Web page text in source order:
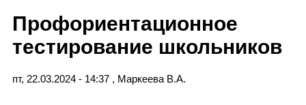
Профориентационное
тестирование школьников
пт, 22.03.2024 - 14:37 , Маркеева В.А.